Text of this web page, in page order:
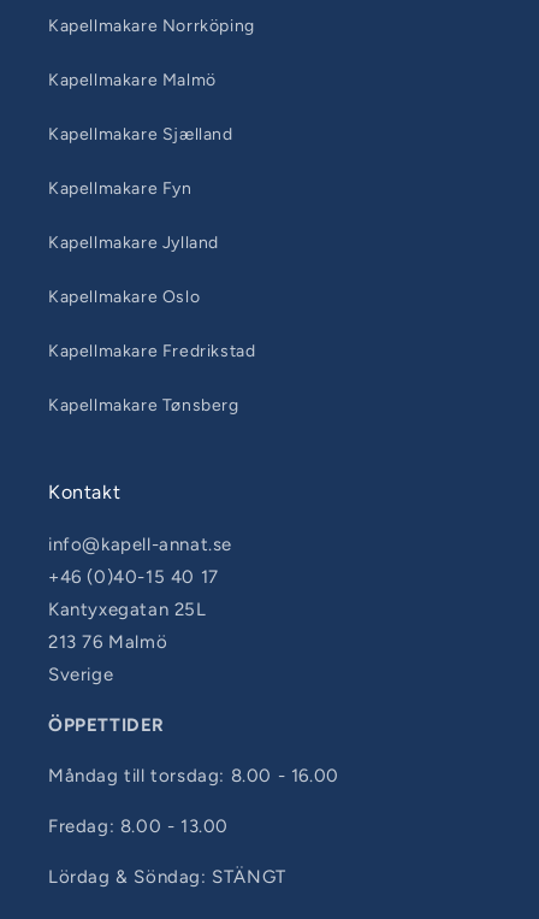
Kapellmakare Norrköping
Kapellmakare Malmö
Kapellmakare Sjælland
Kapellmakare Fyn
Kapellmakare Jylland
Kapellmakare Oslo
Kapellmakare Fredrikstad
Kapellmakare Tønsberg
Kontakt
info@kapell-annat.se
+46 (0)40-15 40 17
Kantyxegatan 25L
213 76 Malmö
Sverige
ÖPPETTIDER
Måndag till torsdag: 8.00 - 16.00
Fredag: 8.00 - 13.00
Lördag & Söndag: STÄNGT